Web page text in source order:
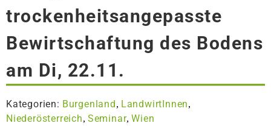
trockenheitsangepasste
Bewirtschaftung des Bodens
am Di, 22.11.
Kategorien: Burgenland , LandwirtInnen,
Niederösterreich, Seminar,Wien